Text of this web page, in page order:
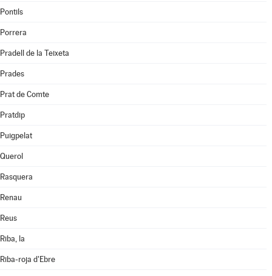
Pontils
Porrera
Pradell de la Teixeta
Prades
Prat de Comte
Pratdip
Puigpelat
Querol
Rasquera
Renau
Reus
Riba, la
Riba-roja d'Ebre